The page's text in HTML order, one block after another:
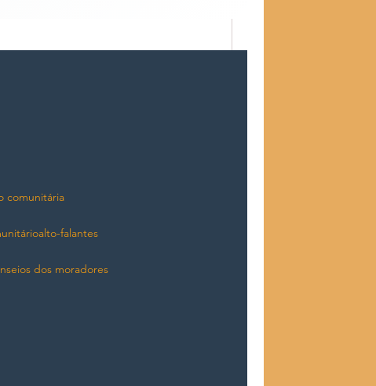
comunitária
alto-falantes
dos moradores